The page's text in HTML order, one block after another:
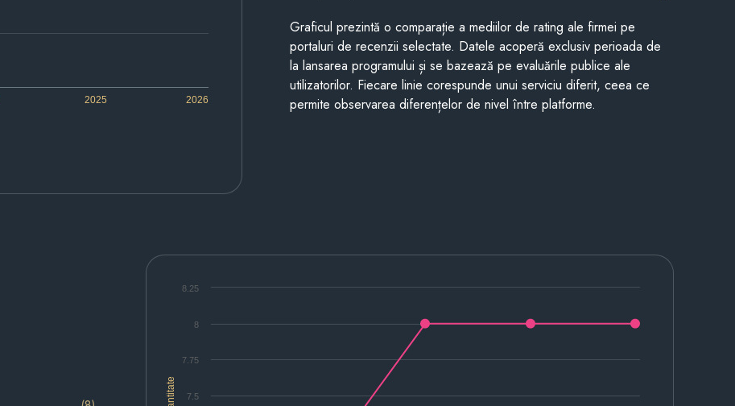
2025 2026
Graficul prezintă o comparație a mediilor de rating ale firmei pe
portaluri de recenzii selectate. Datele acoperă exclusiv perioada de
la lansarea programului și se bazează pe evaluările publice ale
utilizatorilor. Fiecare linie corespunde unui serviciu diferit, ceea ce
permite observarea diferențelor de nivel între platforme.
Cantitate 7.5
7.75
8
8.25